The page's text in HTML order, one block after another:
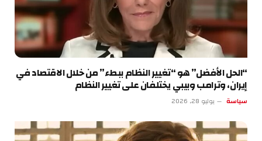
“الحل الأفضل” هو “تغيير النظام ببطء” من خلال الاقتصاد في
إيران، وترامب وبيبي يختلفان على تغيير النظام
سياسة يوليو 28, 2026